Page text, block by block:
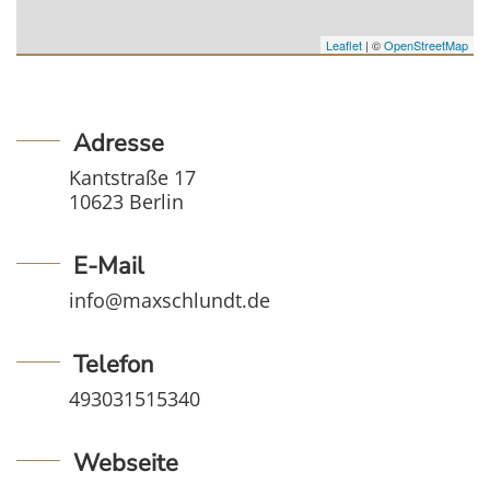
Leaflet | ©OpenStreetMap
Adresse
Kantstraße 17
10623 Berlin
E-Mail
info@maxschlundt.de
Telefon
493031515340
Webseite